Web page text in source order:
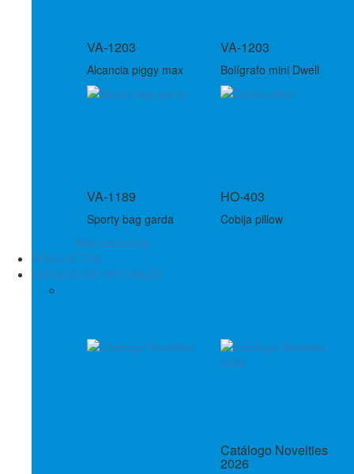
VA-1203
Alcancia piggy max
VA-1203
Bolígrafo mini Dwell
VA-1189
Sporty bag garda
HO-403
Cobija pillow
Más productos
PRODUCTOS
CATÁLOGOS VIRTUALES
Catálogo Novelties
2026